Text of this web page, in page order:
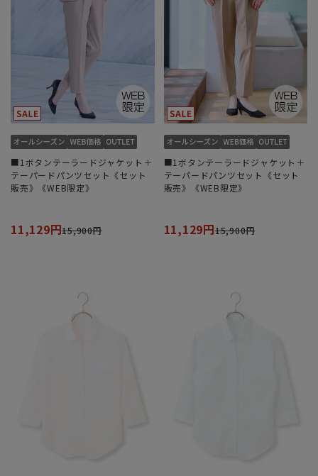
■1ボタンテーラードジャケット＋
テーパードパンツセット《セット
販売》《WEB限定》
11,129円15,900円
■1ボタンテーラードジャケット＋
テーパードパンツセット《セット
販売》《WEB限定》
11,129円15,900円